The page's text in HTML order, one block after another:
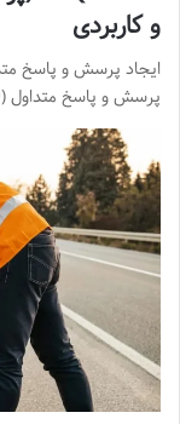
و کاربردی
پرسش و پاسخ متداول (FAQ) ابزاری قدرتمند برای وب…